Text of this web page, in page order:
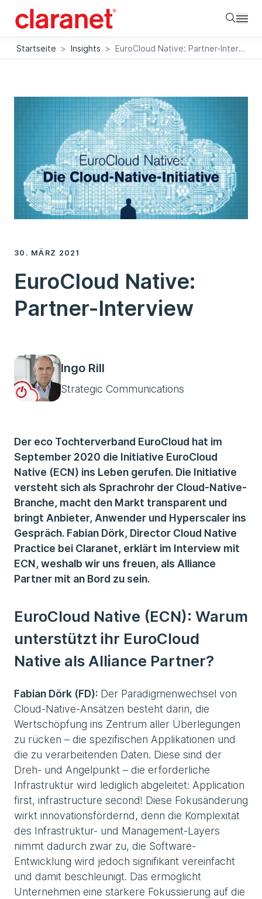
Startseite > Insights > EuroCloud Native: Partner-Interview
30. MÄRZ 2021
EuroCloud Native:
Partner-Interview
Ingo Rill
Strategic Communications
Der eco Tochterverband EuroCloud hat im
September 2020 die Initiative EuroCloud
Native (ECN) ins Leben gerufen. Die Initiative
versteht sich als Sprachrohr der Cloud-Native-
Branche, macht den Markt transparent und
bringt Anbieter, Anwender und Hyperscaler ins
Gespräch. Fabian Dörk, Director Cloud Native
Practice bei Claranet, erklärt im Interview mit
ECN, weshalb wir uns freuen, als Alliance
Partner mit an Bord zu sein.
EuroCloud Native (ECN): Warum
unterstützt ihr EuroCloud
Native als Alliance Partner?
Fabian Dörk (FD): Der Paradigmenwechsel von
Cloud-Native-Ansätzen besteht darin, die
Wertschöpfung ins Zentrum aller Überlegungen
zu rücken – die spezifischen Applikationen und
die zu verarbeitenden Daten. Diese sind der
Dreh- und Angelpunkt – die erforderliche
Infrastruktur wird lediglich abgeleitet: Application
first, infrastructure second! Diese Fokusänderung
wirkt innovationsfördernd, denn die Komplexität
des Infrastruktur- und Management-Layers
nimmt dadurch zwar zu, die Software-
Entwicklung wird jedoch signifikant vereinfacht
und damit beschleunigt. Das ermöglicht
Unternehmen eine stärkere Fokussierung auf die